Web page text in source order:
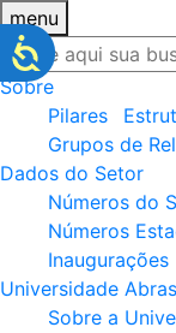
menu
Sobre
Pilares
Grupos de
Dados do Setor
Números do
Números
Inaugurações
Universidade
Sobre a